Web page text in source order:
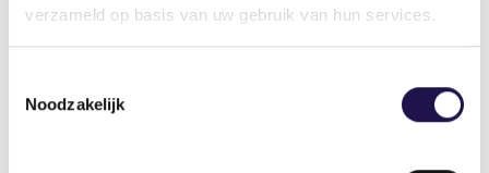
verzameld op basis van uw gebruik van hun services.
Noodzakelijk
Als software ‘slimmer’ wordt, kan het steeds
ook kritisch op zijn, want: wat willen we als
mensen behouden?